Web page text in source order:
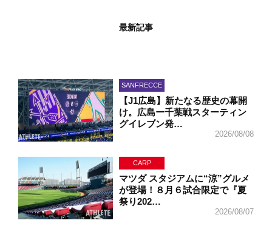
最新記事
SANFRECCE
【J1広島】新たなる歴史の幕開
け。広島ー千葉戦スターティン
グイレブン発…
2026/08/08
CARP
マツダ スタジアムに“涼”グルメ
が登場！８月６試合限定で『夏
祭り202…
2026/08/07